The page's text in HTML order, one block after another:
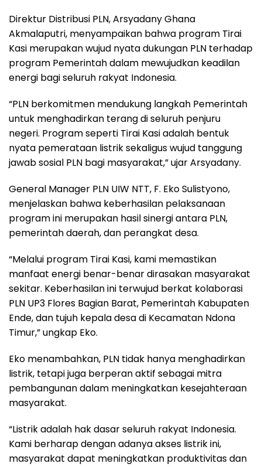
Direktur Distribusi PLN, Arsyadany Ghana
Akmalaputri, menyampaikan bahwa program Tirai
Kasi merupakan wujud nyata dukungan PLN terhadap
program Pemerintah dalam mewujudkan keadilan
energi bagi seluruh rakyat Indonesia.
“PLN berkomitmen mendukung langkah Pemerintah
untuk menghadirkan terang di seluruh penjuru
negeri. Program seperti Tirai Kasi adalah bentuk
nyata pemerataan listrik sekaligus wujud tanggung
jawab sosial PLN bagi masyarakat,” ujar Arsyadany.
General Manager PLN UIW NTT, F. Eko Sulistyono,
menjelaskan bahwa keberhasilan pelaksanaan
program ini merupakan hasil sinergi antara PLN,
pemerintah daerah, dan perangkat desa.
“Melalui program Tirai Kasi, kami memastikan
manfaat energi benar-benar dirasakan masyarakat
sekitar. Keberhasilan ini terwujud berkat kolaborasi
PLN UP3 Flores Bagian Barat, Pemerintah Kabupaten
Ende, dan tujuh kepala desa di Kecamatan Ndona
Timur,” ungkap Eko.
Eko menambahkan, PLN tidak hanya menghadirkan
listrik, tetapi juga berperan aktif sebagai mitra
pembangunan dalam meningkatkan kesejahteraan
masyarakat.
“Listrik adalah hak dasar seluruh rakyat Indonesia.
Kami berharap dengan adanya akses listrik ini,
masyarakat dapat meningkatkan produktivitas dan